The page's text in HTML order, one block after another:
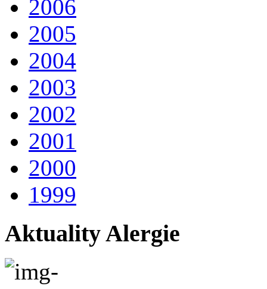
2006
2005
2004
2003
2002
2001
2000
1999
Aktuality Alergie